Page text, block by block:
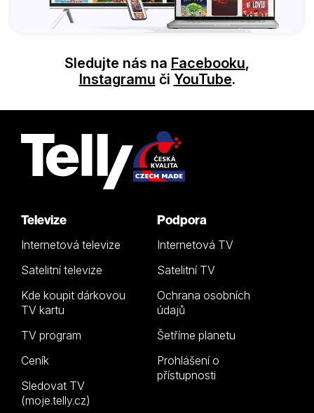
Sledujte nás na Facebooku,
Instagramu či YouTube.
Televize
Internetová televize
Satelitní televize
Kde koupit dárkovou
TV kartu
TV program
Ceník
Sledovat TV
(moje.telly.cz)
Podpora
Internetová TV
Satelitní TV
Ochrana osobních
údajů
Šetříme planetu
Prohlášení o
přístupnosti